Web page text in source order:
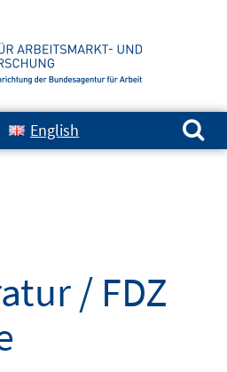
English
Suchen nach:
/ FDZ